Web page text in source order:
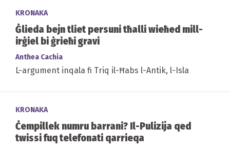
KRONAKA
Ġlieda bejn tliet persuni tħalli wieħed mill-
irġiel bi ġrieħi gravi
Anthea Cachia
L-argument inqala fi Triq il-Ħabs l-Antik, l-Isla
KRONAKA
Ċempillek numru barrani? Il-Pulizija qed
twissi fuq telefonati qarrieqa